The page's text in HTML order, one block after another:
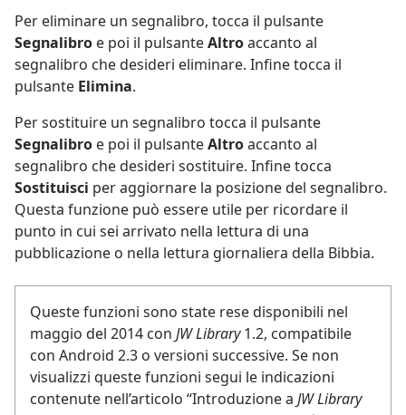
Per eliminare un segnalibro, tocca il pulsante
Segnalibro e poi il pulsanteAltroaccanto al
segnalibro che desideri eliminare. Infine tocca il
pulsante Elimina.
Per sostituire un segnalibro tocca il pulsante
Segnalibro e poi il pulsanteAltroaccanto al
segnalibro che desideri sostituire. Infine tocca
Sostituisci per aggiornare la posizione del segnalibro.
Questa funzione può essere utile per ricordare il
punto in cui sei arrivato nella lettura di una
pubblicazione o nella lettura giornaliera della Bibbia.
Queste funzioni sono state rese disponibili nel
maggio del 2014 con JW Library1.2, compatibile
con Android 2.3 o versioni successive. Se non
visualizzi queste funzioni segui le indicazioni
contenute nell’articolo “Introduzione a JW Library